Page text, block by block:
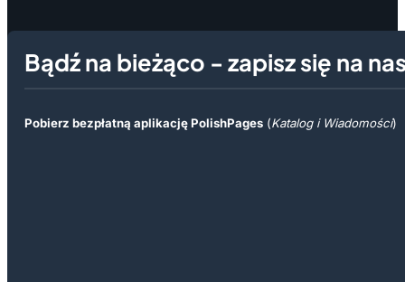
Bądź na bieżąco - zapisz się na
Pobierz bezpłatną aplikację PolishPages (Katalog i Wiadomości)